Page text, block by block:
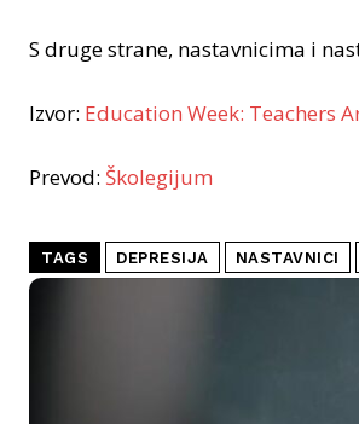
S druge strane, nastavnicima i
Izvor: Education Week: Teachers
Prevod: Školegijum
TAGS DEPRESIJA NASTAVNICI